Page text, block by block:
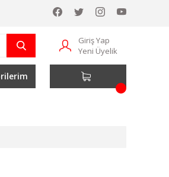
Giriş Yap
Yeni Üyelik